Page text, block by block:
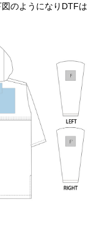
のようになりDTFは